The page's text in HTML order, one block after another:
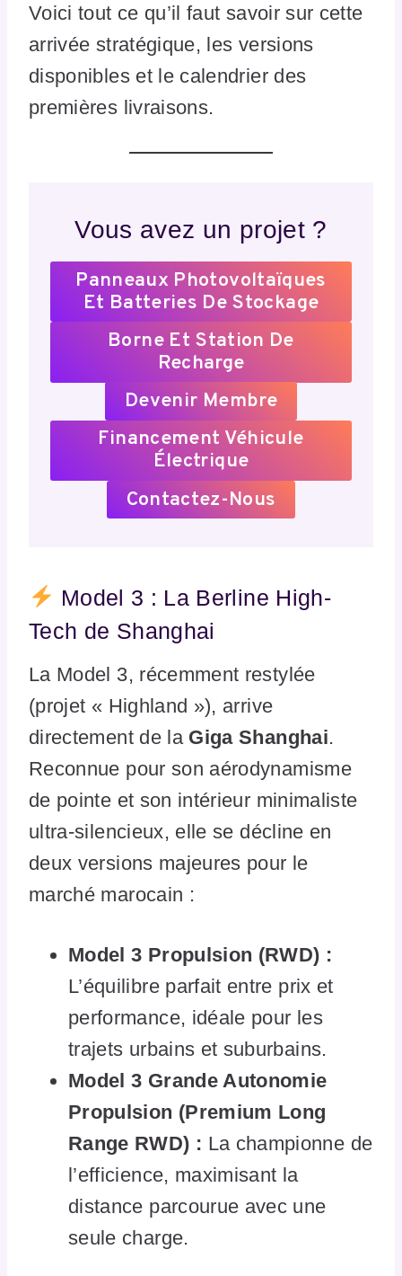
Voici tout ce qu’il faut savoir sur cette
arrivée stratégique, les versions
disponibles et le calendrier des
premières livraisons.
Vous avez un projet ?
Panneaux Photovoltaïques
Et Batteries De Stockage
Borne Et Station De
Recharge
Devenir Membre
Financement Véhicule
Électrique
Contactez-Nous
Model 3 : La Berline High-
Tech de Shanghai
La Model 3, récemment restylée
(projet « Highland »), arrive
directement de la Giga Shanghai.
Reconnue pour son aérodynamisme
de pointe et son intérieur minimaliste
ultra-silencieux, elle se décline en
deux versions majeures pour le
marché marocain :
Model 3 Propulsion (RWD) :
L’équilibre parfait entre prix et
performance, idéale pour les
trajets urbains et suburbains.
Model 3 Grande Autonomie
Propulsion (Premium Long
Range RWD) : La championne de
l’efficience, maximisant la
distance parcourue avec une
seule charge.